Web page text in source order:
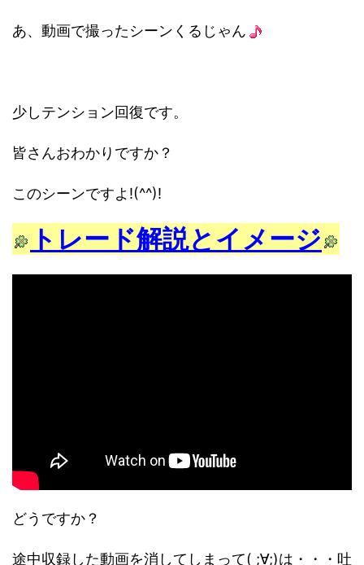
あ、動画で撮ったシーンくるじゃん
少しテンション回復です。
皆さんおわかりですか？
このシーンですよ!(^^)!
トレード解説とイメージ
どうですか？
途中収録した動画を消してしまって( ;∀;)は・・・吐